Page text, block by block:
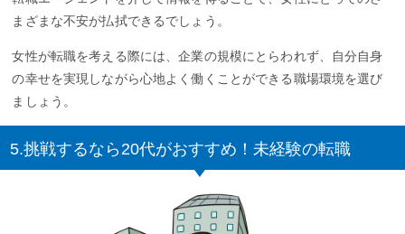
まざまな不安が払拭できるでしょう。
女性が転職を考える際には、企業の規模にとらわれず、自分自身
の幸せを実現しながら心地よく働くことができる職場環境を選び
ましょう。
5.挑戦するなら20代がおすすめ！未経験の転職